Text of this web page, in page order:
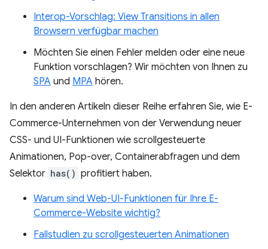
Interop-Vorschlag: View Transitions in allen
Browsern verfügbar machen
Möchten Sie einen Fehler melden oder eine neue
Funktion vorschlagen? Wir möchten von Ihnen zu
SPA und MPA hören.
In den anderen Artikeln dieser Reihe erfahren Sie, wie E-
Commerce-Unternehmen von der Verwendung neuer
CSS- und UI-Funktionen wie scrollgesteuerte
Animationen, Pop-over, Containerabfragen und dem
Selektor has() profitiert haben.
Warum sind Web-UI-Funktionen für Ihre E-
Commerce-Website wichtig?
Fallstudien zu scrollgesteuerten Animationen